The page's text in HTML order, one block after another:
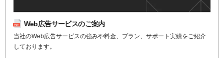
Web広告サービスのご案内
当社のWeb広告サービスの強みや料金、プラン、サポート実績をご紹介
しております。